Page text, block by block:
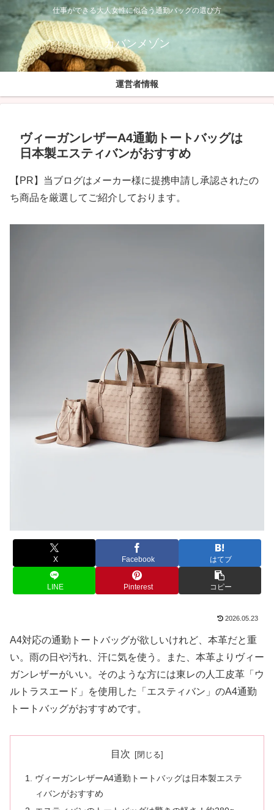
仕事ができる大人女性に似合う通勤バッグの選び方
カバンメゾン
運営者情報
ヴィーガンレザーA4通勤トートバッグは
日本製エスティバンがおすすめ
【PR】当ブログはメーカー様に提携申請し承認されたの
ち商品を厳選してご紹介しております。
X Facebook はてブ
LINE Pinterest コピー
2026.05.23
A4対応の通勤トートバッグが欲しいけれど、本革だと重
い。雨の日や汚れ、汗に気を使う。また、本革よりヴィー
ガンレザーがいい。そのような方には東レの人工皮革「ウ
ルトラスエード」を使用した「エスティバン」のA4通勤
トートバッグがおすすめです。
目次
ヴィーガンレザーA4通勤トートバッグは日本製エステ
ィバンがおすすめ